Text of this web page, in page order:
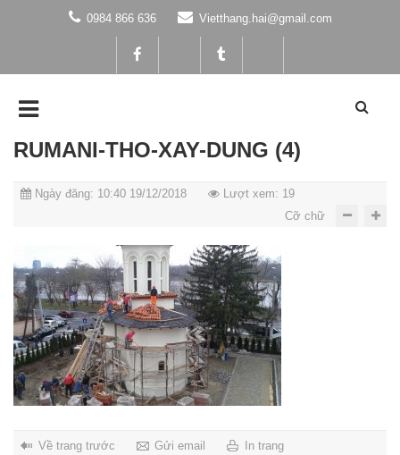
0984 866 636 Vietthang.hai@gmail.com
RUMANI-THO-XAY-DUNG (4)
Ngày đăng: 10:40 19/12/2018
Lượt xem: 19
Cỡ chữ
Về trang trước Gửi email In trang